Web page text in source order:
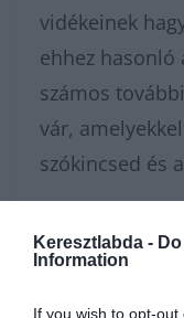
Keresztlabda -
Information
If you wish to opt-
vidékeinek
ehhez hasonló
számos
vár,
szókincsed és
Nagyon sok
feladatunk